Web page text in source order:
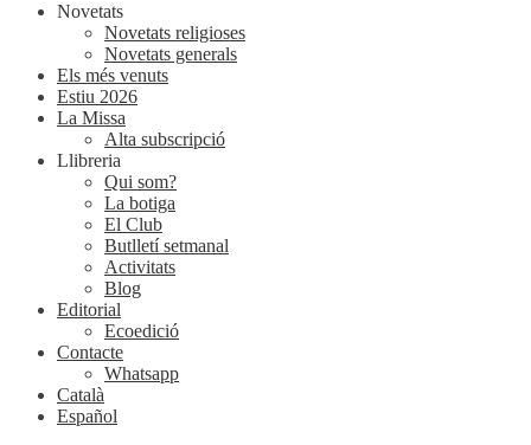
Novetats
Novetats religioses
Novetats generals
Els més venuts
Estiu 2026
La Missa
Alta subscripció
Llibreria
Qui som?
La botiga
El Club
Butlletí setmanal
Activitats
Blog
Editorial
Ecoedició
Contacte
Whatsapp
Català
Español